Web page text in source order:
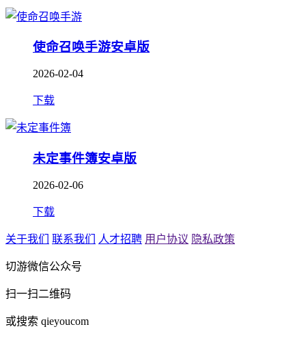
使命召唤手游安卓版
2026-02-04
下载
未定事件簿安卓版
2026-02-06
下载
关于我们 联系我们 人才招聘 用户协议 隐私政策
切游微信公众号
扫一扫二维码
或搜索 qieyoucom